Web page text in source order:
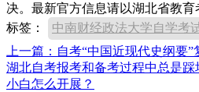
决。最新官方信息请以湖北省教育
标签：
中南财经政法大学自学考
上一篇：自考“中国近现代史纲要
湖北自考报考和备考过程中总是
小白怎么开展？